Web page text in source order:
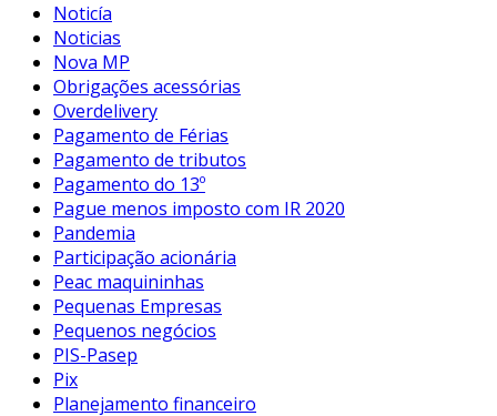
Noticía
Noticias
Nova MP
Obrigações acessórias
Overdelivery
Pagamento de Férias
Pagamento de tributos
Pagamento do 13º
Pague menos imposto com IR 2020
Pandemia
Participação acionária
Peac maquininhas
Pequenas Empresas
Pequenos negócios
PIS-Pasep
Pix
Planejamento financeiro